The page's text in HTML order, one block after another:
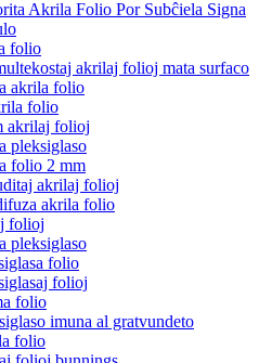
Akrila Folio Por Subĉiela Signa
folio
akrilaj folioj mata surfaco
akrila folio
folio
akrilaj folioj
pleksiglaso
folio 2 mm
akrilaj folioj
akrila folio
folioj
pleksiglaso
folio
folioj
folio
imuna al gratvundeto
folio